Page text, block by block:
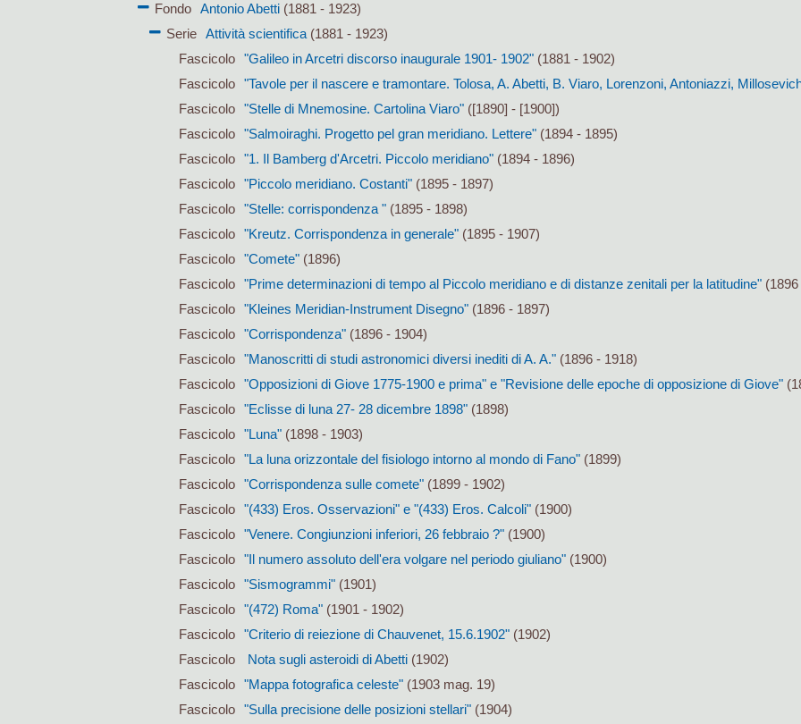
Fondo Antonio Abetti(1881 - 1923)
Serie
Attività scientifica (1881 - 1923)
Fascicolo
"Galileo in Arcetri discorso inaugurale 1901- 1902"(1881 - 1902)
Fascicolo
"Tavole per il nascere e tramontare. Tolosa, A. Abetti, B. Viaro, Lorenzoni, Antoniazzi,
Fascicolo
"Stelle di Mnemosine. Cartolina Viaro"([1890] - [1900])
Fascicolo
"Salmoiraghi. Progetto pel gran meridiano. Lettere"(1894 - 1895)
Fascicolo
"1. Il Bamberg d'Arcetri. Piccolo meridiano"(1894 - 1896)
Fascicolo
"Piccolo meridiano. Costanti"(1895 - 1897)
Fascicolo
"Stelle: corrispondenza "(1895 - 1898)
Fascicolo
"Kreutz. Corrispondenza in generale"(1895 - 1907)
Fascicolo
"Comete"(1896)
Fascicolo
"Prime determinazioni di tempo al Piccolo meridiano e di distanze zenitali per la latitudine"(1896
Fascicolo
"Kleines Meridian-Instrument Disegno"(1896 - 1897)
Fascicolo
"Corrispondenza"(1896 - 1904)
Fascicolo
"Manoscritti di studi astronomici diversi inediti di A. A."(1896 - 1918)
Fascicolo
"Opposizioni di Giove 1775-1900 e prima" e "Revisione delle epoche di opposizione di Giove"
Fascicolo
"Eclisse di luna 27- 28 dicembre 1898"(1898)
Fascicolo
"Luna"(1898 - 1903)
Fascicolo
"La luna orizzontale del fisiologo intorno al mondo di Fano"(1899)
Fascicolo
"Corrispondenza sulle comete"(1899 - 1902)
Fascicolo
"(433) Eros. Osservazioni" e "(433) Eros. Calcoli"(1900)
Fascicolo
"Venere. Congiunzioni inferiori, 26 febbraio ?"(1900)
Fascicolo
"Il numero assoluto dell'era volgare nel periodo giuliano"(1900)
Fascicolo
"Sismogrammi"(1901)
Fascicolo
"(472) Roma"(1901 - 1902)
Fascicolo
"Criterio di reiezione di Chauvenet, 15.6.1902"(1902)
Fascicolo
Nota sugli asteroidi di Abetti(1902)
Fascicolo
"Mappa fotografica celeste"(1903 mag. 19)
Fascicolo
"Sulla precisione delle posizioni stellari"(1904)